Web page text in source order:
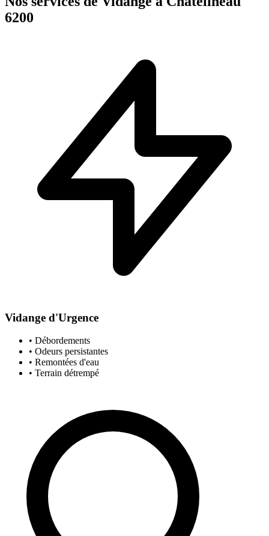
6200
Vidange d'Urgence
• Débordements
• Odeurs persistantes
• Remontées d'eau
• Terrain détrempé